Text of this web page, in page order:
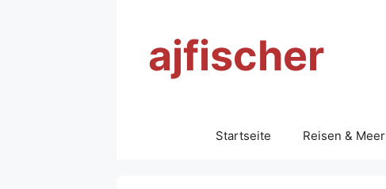
ajfischer
Startseite Reisen & Meer